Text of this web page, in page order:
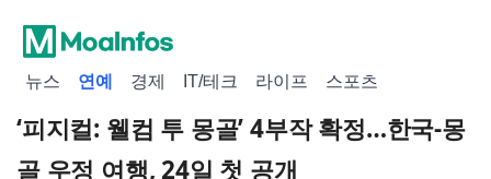
뉴스 연예 경제 IT/테크 라이프 스포츠
‘피지컬: 웰컴 투 몽골’ 4부작 확정…한국-몽
골 우정 여행, 24일 첫 공개